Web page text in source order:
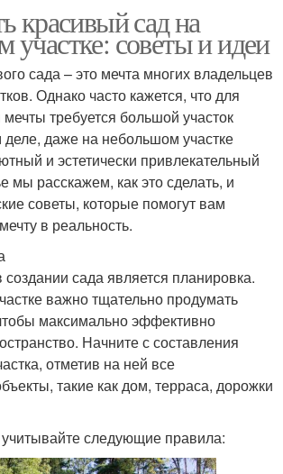
красивый сад на
участке: советы и идеи
сада – это мечта многих владельцев
Однако часто кажется, что для
требуется большой участок
даже на небольшом участке
и эстетически привлекательный
мы расскажем, как это сделать, и
советы, которые помогут вам
в реальность.
сада является планировка.
важно тщательно продумать
максимально эффективно
Начните с составления
отметив на ней все
такие как дом, терраса, дорожки
следующие правила: